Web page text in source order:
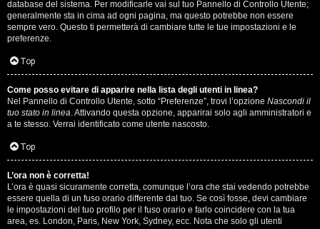
c
a
F
A
Q
database del sistema. Per modificarle vai sul tuo Pannello di Controllo Utente;
generalmente sta in cima ad ogni pagina, ma questo potrebbe non essere
sempre vero. Questo ti permetterà di cambiare tutte le tue impostazioni e le
preferenze.
Top
Come posso evitare di apparire nella lista degli utenti in linea?
Nel Pannello di Controllo Utente, sotto “Preferenze”, trovi l’opzione Nascondi il
tuo stato in linea. Attivando questa opzione, apparirai solo agli amministratori e
a te stesso. Verrai identificato come utente nascosto.
Top
L’ora non è corretta!
L’ora è quasi sicuramente corretta, comunque l’ora che stai vedendo potrebbe
essere quella di un fuso orario differente dal tuo. Se così fosse, devi cambiare
le impostazioni del tuo profilo per il fuso orario e farlo coincidere con la tua
area, es. London, Paris, New York, Sydney, ecc. Nota che solo gli utenti
n
i
l
i
/
D
i
g
i